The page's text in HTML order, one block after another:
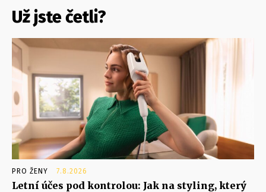
Už jste četli?
PRO ŽENY 7.8.2026
Letní účes pod kontrolou: Jak na styling, který